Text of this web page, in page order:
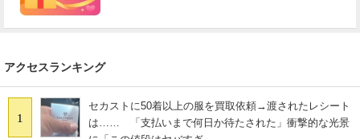
アクセスランキング
1
セカストに50着以上の服を買取依頼→渡されたレシート
は…… 「支払いまで何日か待たされた」衝撃的な光景